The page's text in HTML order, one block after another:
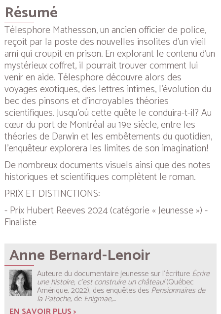
Résumé
Télesphore Mathesson, un ancien officier de police,
reçoit par la poste des nouvelles insolites d’un vieil
ami qui croupit en prison. En explorant le contenu d’un
mystérieux coffret, il pourrait trouver comment lui
venir en aide. Télesphore découvre alors des
voyages exotiques, des lettres intimes, l’évolution du
bec des pinsons et d’incroyables théories
scientifiques. Jusqu’où cette quête le conduira-t-il? Au
cœur du port de Montréal au 19e siècle, entre les
théories de Darwin et les embêtements du quotidien,
l’enquêteur explorera les limites de son imagination!
De nombreux documents visuels ainsi que des notes
historiques et scientifiques complètent le roman.
PRIX ET DISTINCTIONS:
- Prix Hubert Reeves 2024(catégorie « Jeunesse »)-
Finaliste
Anne Bernard-Lenoir
Auteure du documentaire jeunesse sur l'écritureÉcrire
une histoire, c’est construire un château!(Québec
Amérique, 2022), des enquêtes desPensionnaires de
la Patoche, deEnigmae,...